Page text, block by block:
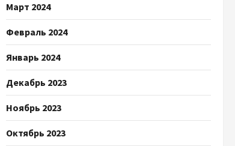
Март 2024
Февраль 2024
Январь 2024
Декабрь 2023
Ноябрь 2023
Октябрь 2023